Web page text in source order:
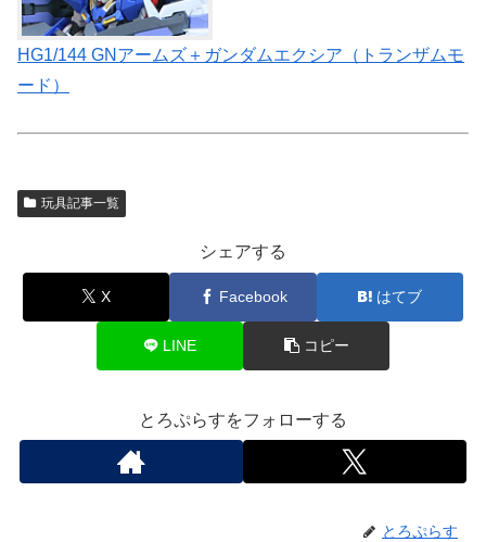
HG1/144 GNアームズ＋ガンダムエクシア（トランザムモ
ード）
玩具記事一覧
シェアする
X Facebook はてブ
LINE コピー
とろぷらすをフォローする
とろぷらす